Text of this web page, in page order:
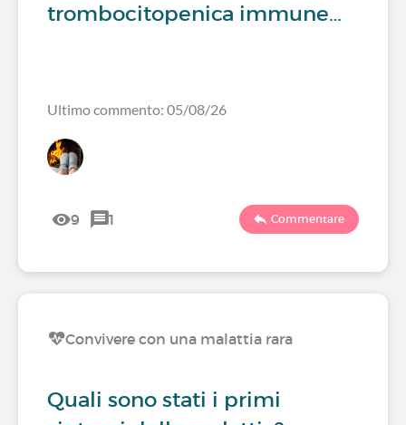
trombocitopenica immune…
Ultimo commento: 05/08/26
9 1 Commentare
Convivere con una malattia rara
Quali sono stati i primi